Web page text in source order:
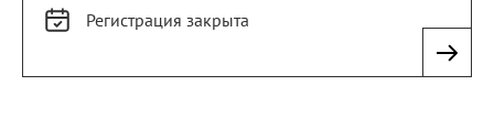
Регистрация закрыта